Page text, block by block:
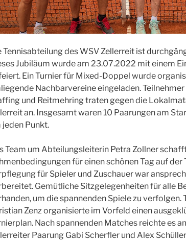
Tennisabteilung des WSV Zellerreit ist
Jubiläum wurde am 23.07.2022 mit einem
Ein Turnier für Mixed-Doppel wurde
Nachbarvereine eingeladen.
und Reitmehring traten gegen die
an. Insgesamt waren 10 Paarungen am
jeden Punkt.
Team um Abteilungsleiterin Petra Zollner
für einen schönen Tag auf der
für Spieler und Zuschauer war
Gemütliche Sitzgelegenheiten für alle
um die spannenden Spiele zu verfolgen.
Zenz organisierte im Vorfeld einen
Nach spannenden Matches reichte es
Paarung Gabi Scherfler und Alex